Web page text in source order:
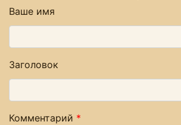
Ваше имя
Заголовок
Комментарий *